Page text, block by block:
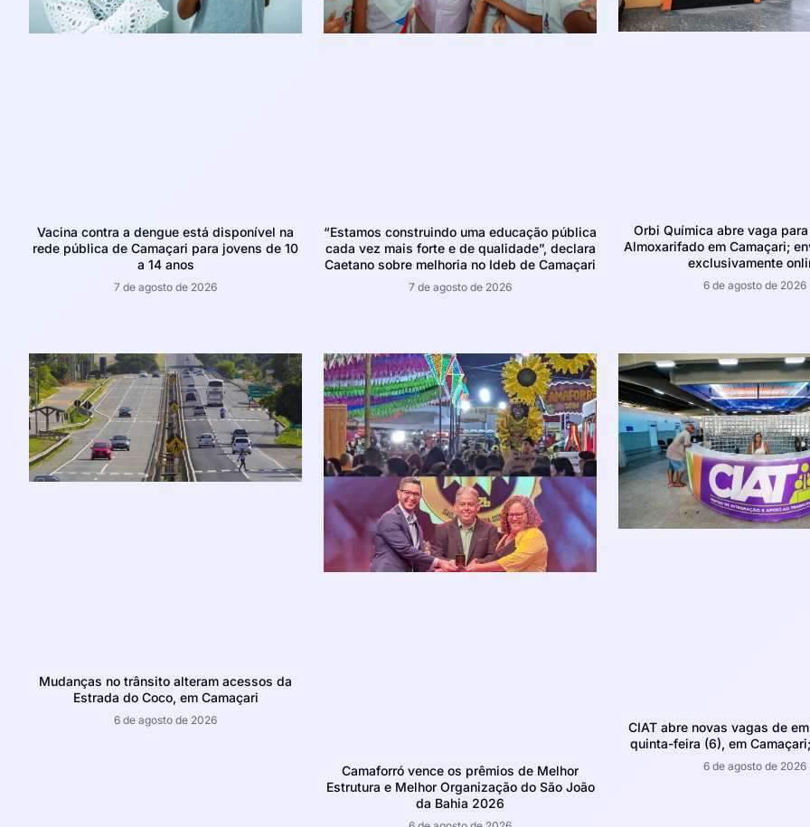
Vacina contra a dengue está disponível na
rede pública de Camaçari para jovens de 10
a 14 anos
7 de agosto de 2026
“Estamos construindo uma educação pública
cada vez mais forte e de qualidade”, declara
Caetano sobre melhoria no Ideb de Camaçari
7 de agosto de 2026
Orbi Química abre vaga
Almoxarifado em Camaçari;
exclusivamente
6 de agosto de 2026
Mudanças no trânsito alteram acessos da
Estrada do Coco, em Camaçari
6 de agosto de 2026
Camaforró vence os prêmios de Melhor
Estrutura e Melhor Organização do São João
da Bahia 2026
CIAT abre novas vagas de
quinta-feira (6), em
6 de agosto de 2026